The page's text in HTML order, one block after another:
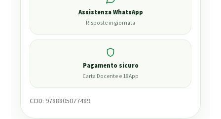
Assistenza WhatsApp
Risposte in giornata
Pagamento sicuro
Carta Docente e 18App
COD: 9788805077489